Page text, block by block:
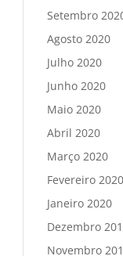
Setembro
Agosto 2020
Julho 2020
Junho 2020
Maio 2020
Abril 2020
Março 2020
Fevereiro 2020
Janeiro 2020
Dezembro
Novembro